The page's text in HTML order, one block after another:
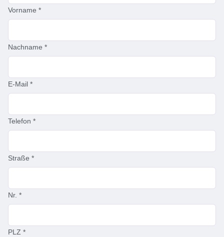
Vorname *
Nachname *
E-Mail *
Telefon *
Straße *
Nr. *
PLZ *